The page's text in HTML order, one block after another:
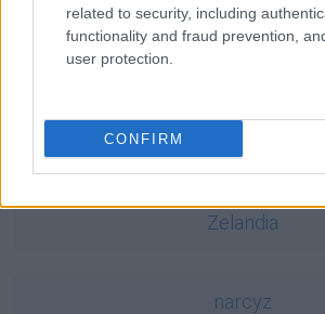
related to security, including
functionality and fraud prevention,
user protection.
CONFIRM
Zelandia
narcyz